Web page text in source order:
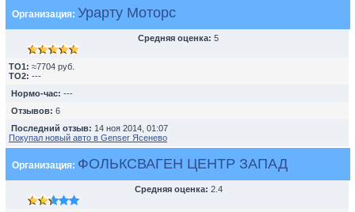
Организация: Урарту Моторс
Средняя оценка: 5
TO1: ≈7704 руб.
TO2: ---
Нормо-час: ---
Отзывов: 6
Последний отзыв: 14 ноя 2014, 01:07
Покупал новый авто в Genser Ясенево
Организация: ФОЛЬКСВАГЕН ЦЕНТР ЗАПАД
Средняя оценка: 2.4